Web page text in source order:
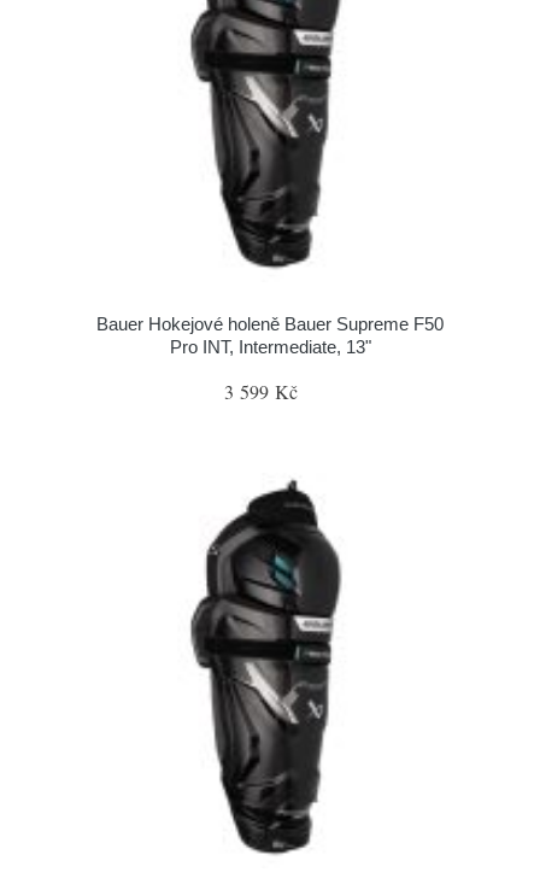
Bauer Hokejové holeně Bauer Supreme F50
Pro INT, Intermediate, 13"
3 599 Kč